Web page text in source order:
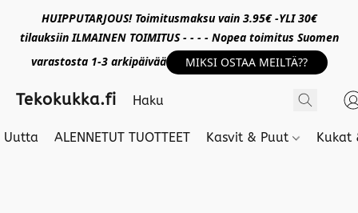
HUIPPUTARJOUS! Toimitusmaksu vain 3.95€ -YLI 30€
tilauksiin ILMAINEN TOIMITUS - - - - Nopea toimitus Suomen
varastosta 1-3 arkipäivää
MIKSI OSTAA MEILTÄ??
Tekokukka.fi
Uutta ALENNETUT TUOTTEET Kasvit & Puut Kukat